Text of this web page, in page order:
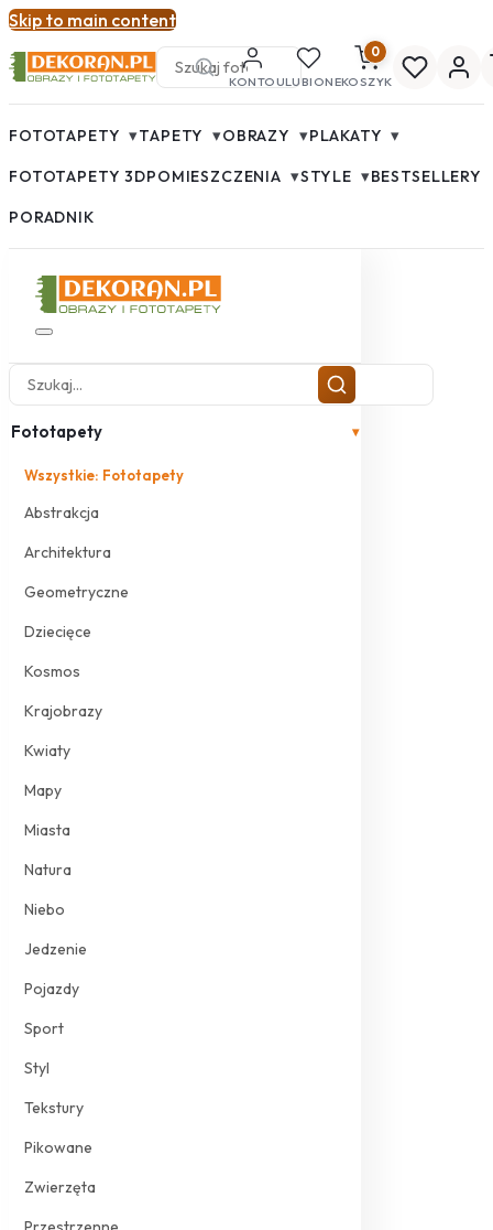
Skip to main content
KONTOULUBIONE
0
KOSZYK
FOTOTAPETY ▾TAPETY ▾OBRAZY ▾PLAKATY ▾
FOTOTAPETY 3DPOMIESZCZENIA ▾STYLE ▾BESTSELLERY
PORADNIK
Fototapety ▾
Wszystkie: Fototapety
Abstrakcja
Architektura
Geometryczne
Dziecięce
Kosmos
Krajobrazy
Kwiaty
Mapy
Miasta
Natura
Niebo
Jedzenie
Pojazdy
Sport
Styl
Tekstury
Pikowane
Zwierzęta